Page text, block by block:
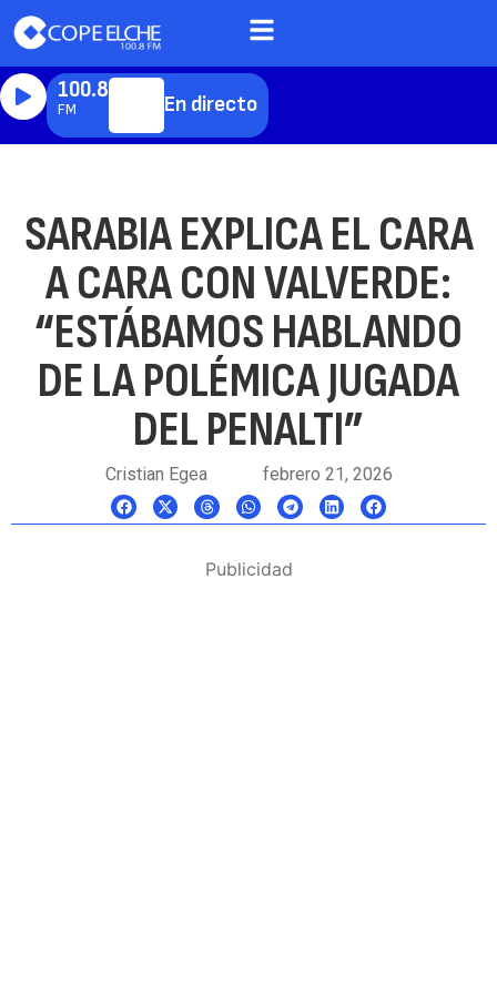
100.8
FM En directo
SARABIA EXPLICA EL CARA
A CARA CON VALVERDE:
“ESTÁBAMOS HABLANDO
DE LA POLÉMICA JUGADA
DEL PENALTI”
Cristian Egea febrero 21, 2026
Publicidad